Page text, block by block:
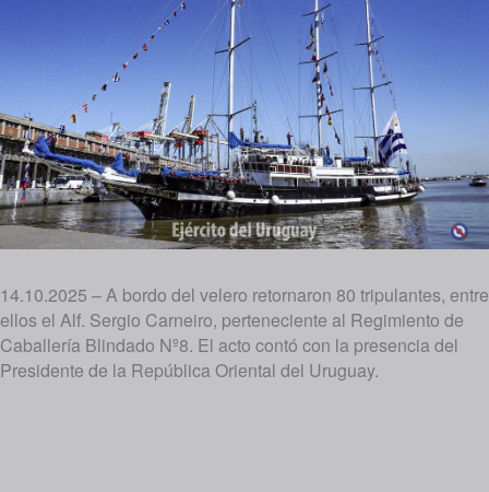
14.10.2025 – A bordo del velero retornaron 80 tripulantes, entre
ellos el Alf. Sergio Carneiro, perteneciente al Regimiento de
Caballería Blindado Nº8. El acto contó con la presencia del
Presidente de la República Oriental del Uruguay.